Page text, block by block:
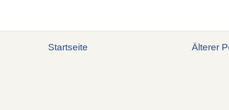
Älterer
Startseite